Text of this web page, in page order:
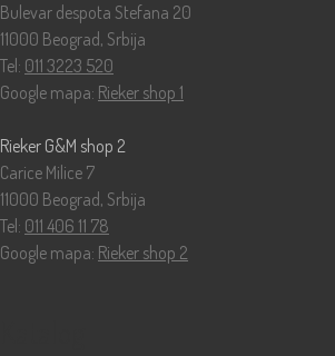
Bulevar despota Stefana 20
11000 Beograd, Srbija
Tel: 011 3223 520
Google mapa: Rieker shop 1
Rieker G&M shop 2
Carice Milice 7
11000 Beograd, Srbija
Tel: 011 406 11 78
Google mapa: Rieker shop 2